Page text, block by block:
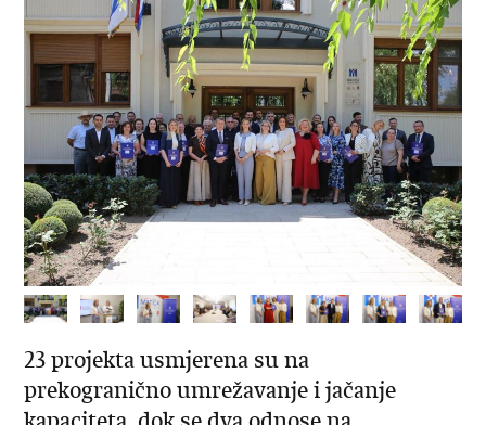
23 projekta usmjerena su na
prekogranično umrežavanje i jačanje